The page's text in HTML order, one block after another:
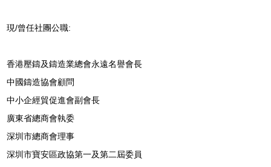
現/曾任社團公職:
香港壓鑄及鑄造業總會永遠名譽會長
中國鑄造協會顧問
中小企經貿促進會副會長
廣東省總商會執委
深圳市總商會理事
深圳市寶安區政協第一及第二屆委員